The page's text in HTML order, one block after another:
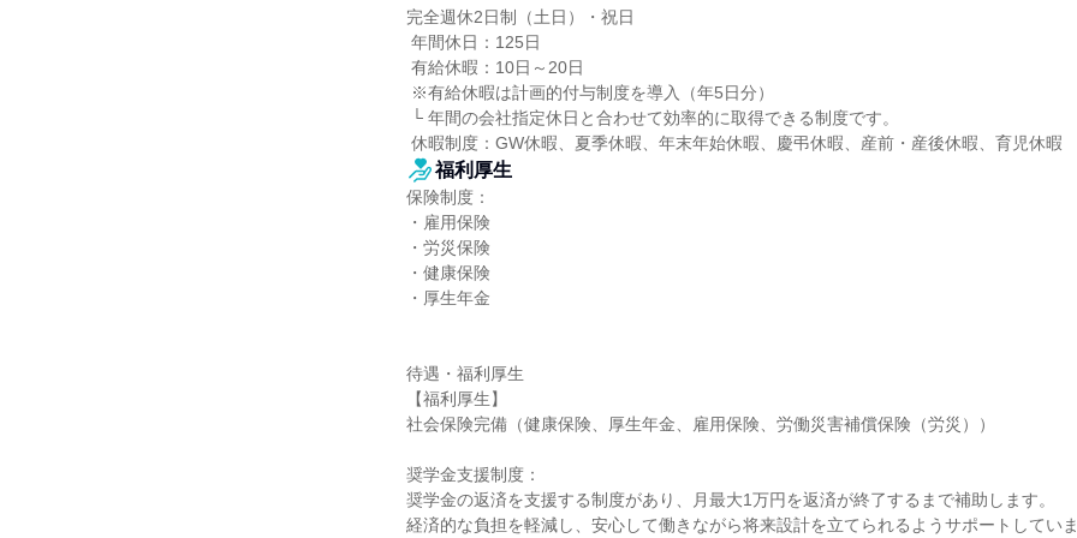
完全週休2日制（土日）・祝日
休暇制度：GW休暇、夏季休暇、年末年始休暇、慶弔休暇、産前・産後休暇、育児休暇
福利厚生
保険制度：
・雇用保険
・労災保険
・健康保険
・厚生年金
待遇・福利厚生
【福利厚生】
社会保険完備（健康保険、厚生年金、雇用保険、労働災害補償保険（労災））
奨学金支援制度：
奨学金の返済を支援する制度があり、月最大1万円を返済が終了するまで補助します。
経済的な負担を軽減し、安心して働きながら将来設計を立てられるようサポートしてい